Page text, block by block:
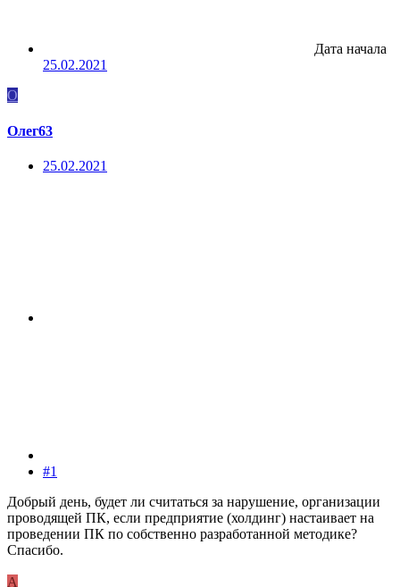
Дата начала
25.02.2021
О
Олег63
25.02.2021
#1
Добрый день, будет ли считаться за нарушение, организации
проводящей ПК, если предприятие (холдинг) настаивает на
проведении ПК по собственно разработанной методике?
Спасибо.
А